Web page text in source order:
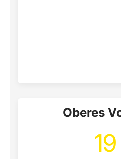
Oberes
19